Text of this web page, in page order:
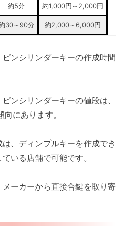
約5分 約1,000円～2,000円
30～90分 約2,000～6,000円
ンシリンダーキーの作成時間
ンシリンダーキーの値段は、
にあります。
、ディンプルキーを作成でき
いる店舗で可能です。
ーカーから直接合鍵を取り寄